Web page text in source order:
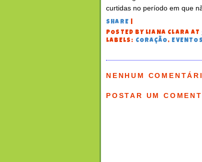
curtidas no período em que
SHARE
POSTED BY LIANA CLARA AT
LABELS: CORAÇÃO,
NENHUM
POSTAR UM